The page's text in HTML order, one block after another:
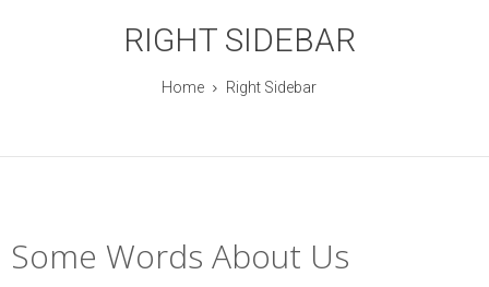
RIGHT SIDEBAR
Home Right Sidebar
Some Words About Us